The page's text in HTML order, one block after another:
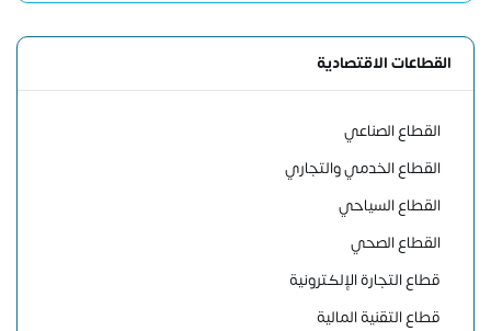
القطاعات الاقتصادية
القطاع الصناعي
القطاع الخدمي والتجاري
القطاع السياحي
القطاع الصحي
قطاع التجارة الإلكترونية
قطاع التقنية المالية